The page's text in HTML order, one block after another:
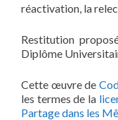
réactivation, la
Restitution
Diplôme
Cette œuvre de
les termes de la
Partage dans les